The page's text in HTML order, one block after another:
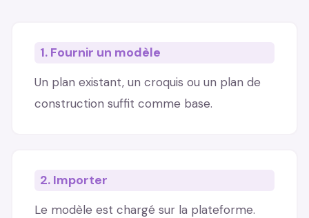
1. Fournir un modèle
Un plan existant, un croquis ou un plan de
construction suffit comme base.
2. Importer
Le modèle est chargé sur la plateforme.